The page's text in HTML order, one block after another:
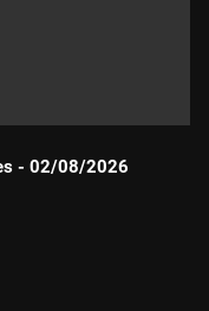
- 02/08/2026